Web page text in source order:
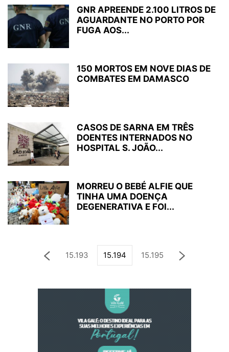
GNR APREENDE 2.100 LITROS DE
AGUARDANTE NO PORTO POR
FUGA AOS...
150 MORTOS EM NOVE DIAS DE
COMBATES EM DAMASCO
CASOS DE SARNA EM TRÊS
DOENTES INTERNADOS NO
HOSPITAL S. JOÃO...
MORREU O BEBÉ ALFIE QUE
TINHA UMA DOENÇA
DEGENERATIVA E FOI...
15.193 15.194 15.195